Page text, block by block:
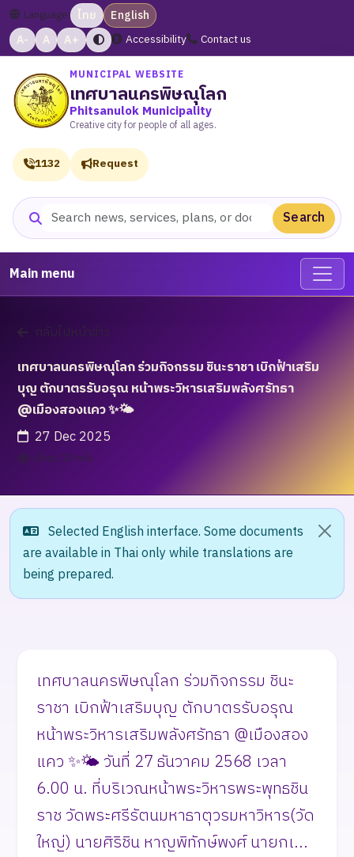
Language: ไทย
English
A-
A A+ Accessibility Contact us
MUNICIPAL WEBSITE
เทศบาลนครพิษณุโลก
Phitsanulok Municipality
Creative city for people of all ages.
Search website Search
1132 Request
Main menu
กลับไปหน้าข่าว
เทศบาลนครพิษณุโลก ร่วมกิจกรรม ชินะราชา เบิกฟ้าเสริม
บุญ ตักบาตรรับอรุณ หน้าพระวิหารเสริมพลังศรัทธา
@เมืองสองแคว ✨🌤️
27 Dec 2025
เข้าชม 10 ครั้ง
Selected English interface. Some documents
are available in Thai only while translations are
being prepared.
เทศบาลนครพิษณุโลก ร่วมกิจกรรม ชินะ
ราชา เบิกฟ้าเสริมบุญ ตักบาตรรับอรุณ
หน้าพระวิหารเสริมพลังศรัทธา @เมืองสอง
แคว ✨🌤️ วันที่ 27 ธันวาคม 2568 เวลา
6.00 น. ที่บริเวณหน้าพระวิหารพระพุทธชิน
ราช วัดพระศรีรัตนมหาธาตุวรมหาวิหาร(วัด
ใหญ่) นายศิริชิน หาญพิทักษ์พงศ์ นายกเ...